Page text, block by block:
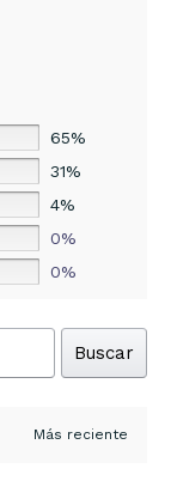
65%
31%
4%
0%
0%
Buscar